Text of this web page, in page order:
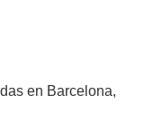
en Barcelona,